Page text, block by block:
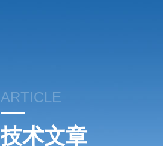
ARTICLE
技术文章